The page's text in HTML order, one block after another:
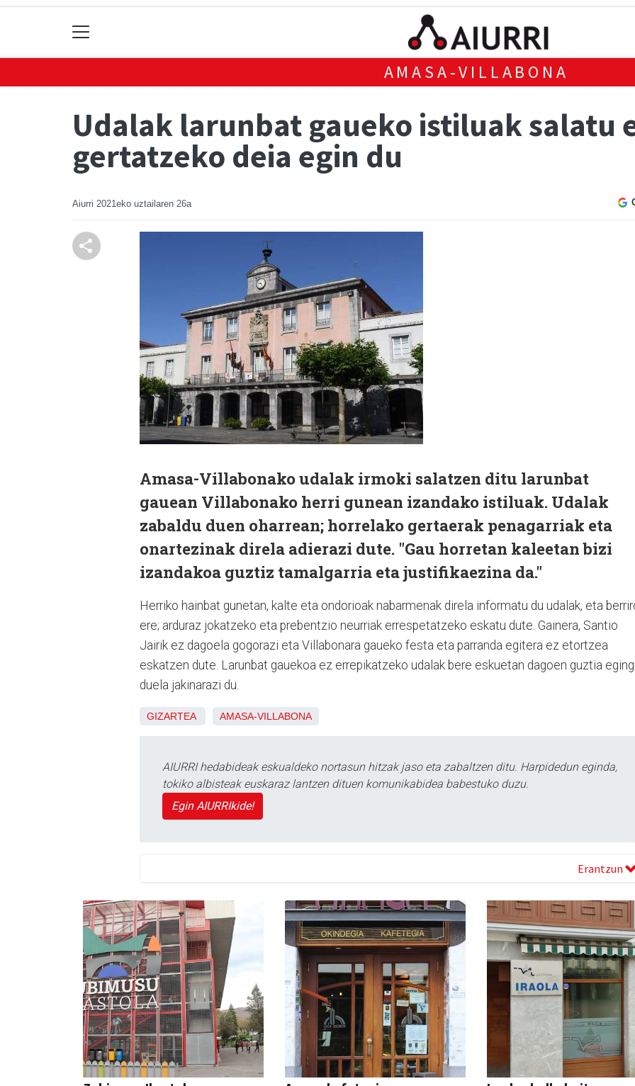
AMASA-VILLABONA
Udalak larunbat gaueko istiluak salatu
gertatzeko deia egin du
Aiurri 2021eko uztailaren 26a
Amasa-Villabonako udalak irmoki salatzen ditu larunbat
gauean Villabonako herri gunean izandako istiluak. Udalak
zabaldu duen oharrean; horrelako gertaerak penagarriak eta
onartezinak direla adierazi dute. "Gau horretan kaleetan bizi
izandakoa guztiz tamalgarria eta justifikaezina da."
Herriko hainbat gunetan, kalte eta ondorioak nabarmenak direla informatu du udalak, eta
ere; arduraz jokatzeko eta prebentzio neurriak errespetatzeko eskatu dute. Gainera, Santio
Jairik ez dagoela gogorazi eta Villabonara gaueko festa eta parranda egitera ez etortzea
eskatzen dute. Larunbat gauekoa ez errepikatzeko udalak bere eskuetan dagoen guztia
duela jakinarazi du.
GIZARTEA AMASA-VILLABONA
AIURRI hedabideak eskualdeko nortasun hitzak jaso eta zabaltzen ditu. Harpidedun eginda,
tokiko albisteak euskaraz lantzen dituen komunikabidea babestuko duzu.
Egin AIURRIkide!
Erantzun